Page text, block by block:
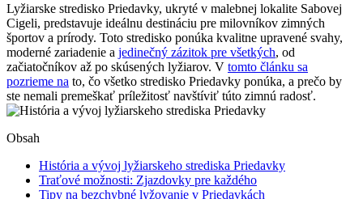
Lyžiarske stredisko Priedavky, ukryté v malebnej lokalite Sabovej
Cigeli, predstavuje ideálnu destináciu pre milovníkov zimných
športov a prírody. Toto stredisko ponúka kvalitne upravené svahy,
moderné zariadenie a jedinečný zázitok pre všetkých, od
začiatočníkov až po skúsených lyžiarov. V tomto článku sa
pozrieme na to, čo všetko stredisko Priedavky ponúka, a prečo by
ste nemali premeškať príležitosť navštíviť túto zimnú radosť.
Obsah
História a vývoj lyžiarskeho strediska Priedavky
Traťové možnosti: Zjazdovky pre každého
Tipy na bezchybné lyžovanie v Priedavkách